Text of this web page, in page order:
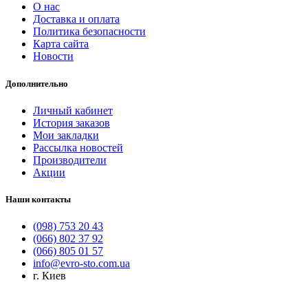
О нас
Доставка и оплата
Политика безопасности
Карта сайта
Новости
Дополнительно
Личный кабинет
История заказов
Мои закладки
Рассылка новостей
Производители
Акции
Наши контакты
(098) 753 20 43
(066) 802 37 92
(066) 805 01 57
info@evro-sto.com.ua
г. Киев